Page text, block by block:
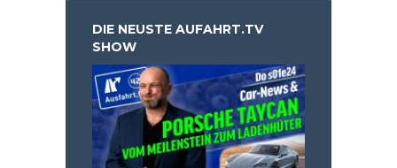
DIE NEUSTE AUFAHRT.TV
SHOW